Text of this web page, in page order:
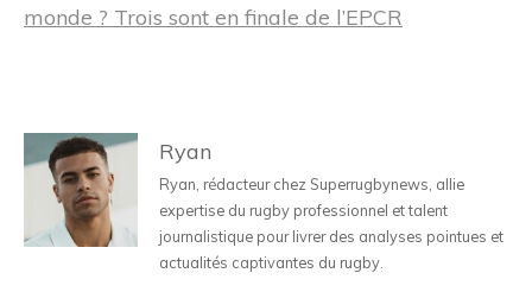
monde ? Trois sont en finale de l’EPCR
Ryan
Ryan, rédacteur chez Superrugbynews, allie
expertise du rugby professionnel et talent
journalistique pour livrer des analyses pointues et
actualités captivantes du rugby.